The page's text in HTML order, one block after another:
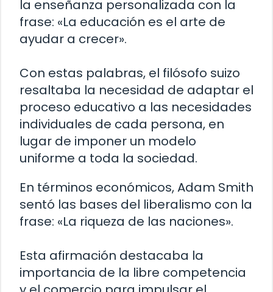
la enseñanza personalizada con la
frase: «La educación es el arte de
ayudar a crecer».
Con estas palabras, el filósofo suizo
resaltaba la necesidad de adaptar el
proceso educativo a las necesidades
individuales de cada persona, en
lugar de imponer un modelo
uniforme a toda la sociedad.
En términos económicos, Adam Smith
sentó las bases del liberalismo con la
frase: «La riqueza de las naciones».
Esta afirmación destacaba la
importancia de la libre competencia